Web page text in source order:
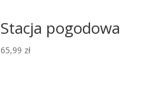
Stacja pogodowa
65,99 zł